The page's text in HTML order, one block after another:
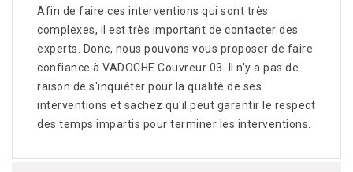
Afin de faire ces interventions qui sont très
complexes, il est très important de contacter des
experts. Donc, nous pouvons vous proposer de faire
confiance à VADOCHE Couvreur 03. Il n'y a pas de
raison de s'inquiéter pour la qualité de ses
interventions et sachez qu'il peut garantir le respect
des temps impartis pour terminer les interventions.